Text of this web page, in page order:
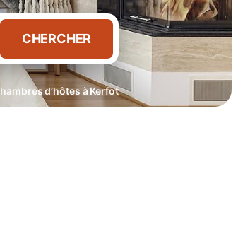
CHERCHER
d’hôtes à Kerfot